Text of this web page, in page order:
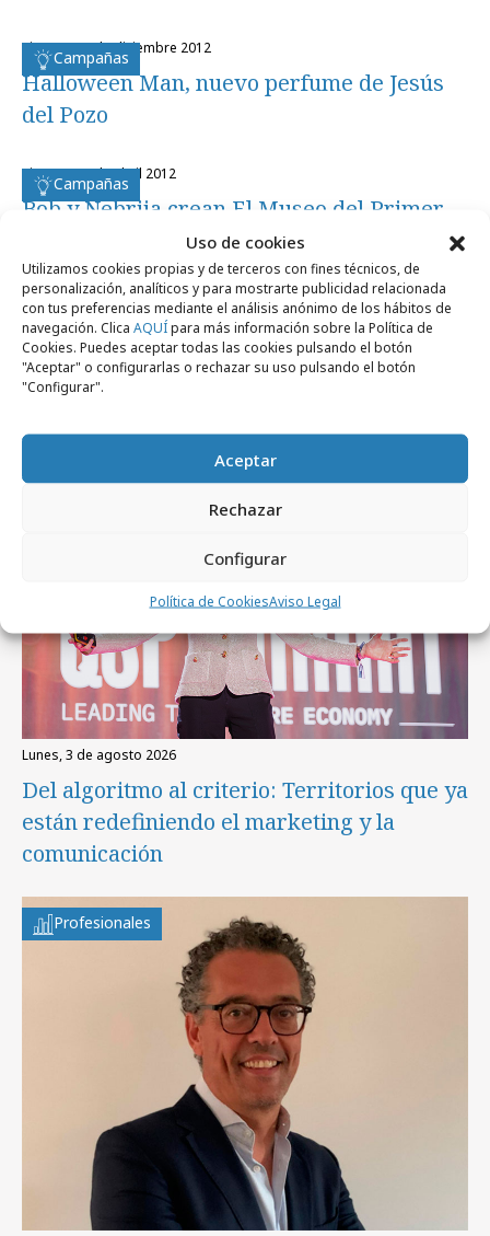
Uso de cookies
Utilizamos cookies propias y de terceros con fines técnicos, de
personalización, analíticos y para mostrarte publicidad relacionada
con tus preferencias mediante el análisis anónimo de los hábitos de
navegación. Clica AQUÍpara más información sobre la Política de
Cookies. Puedes aceptar todas las cookies pulsando el botón
"Aceptar" o configurarlas o rechazar su uso pulsando el botón
"Configurar".
Aceptar
Rechazar
Configurar
Política de CookiesAviso Legal
Campañas
viernes, 14 de diciembre 2012
Halloween Man, nuevo perfume de Jesús
del Pozo
Campañas
viernes, 20 de abril 2012
Bob y Nebrija crean El Museo del Primer
Artículos recientes
lunes, 3 de agosto 2026
Del algoritmo al criterio: Territorios que ya
están redefiniendo el marketing y la
comunicación
Profesionales